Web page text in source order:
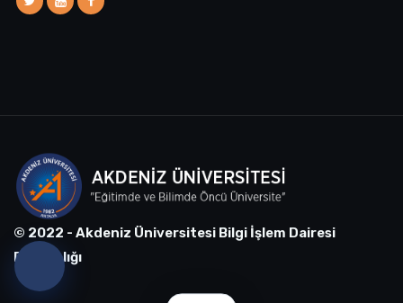
© 2022 - Akdeniz Üniversitesi Bilgi İşlem Dairesi
Başkanlığı